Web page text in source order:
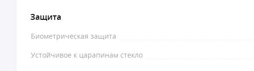
Защита
Биометрическая защита
Устойчивое к царапинам стекло